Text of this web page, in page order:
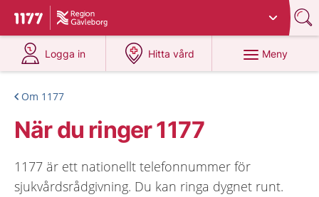
Till startsidan för 1177
Du har valt region
Logga in
på 1177.se
Hitta vård
på 1177.se
Meny
Om 1177
När du ringer 1177
1177 är ett nationellt telefonnummer för
sjukvårdsrådgivning. Du kan ringa dygnet runt.